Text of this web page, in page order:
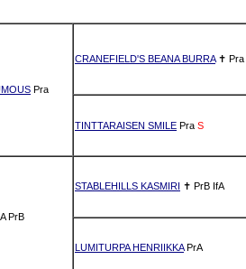
Pra
CRANEFIELD'S BEANA BURRA✝ Pra
TINTTARAISEN SMILE Pra S
PrB
STABLEHILLS KASMIRI ✝ PrB IfA
LUMITURPA HENRIIKKA PrA